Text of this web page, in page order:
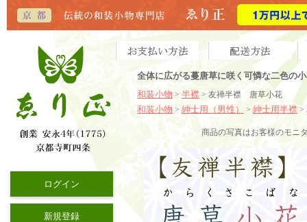
ログイン
新規登録
全体に広がる蔓唐草に咲く可憐な二色の
和装小物 > 半襟 > 友禅半襟 唐草小花
和装小物> 紳士用（男性） > 紳士用半襟 >
商品の写真はお客様のモニ